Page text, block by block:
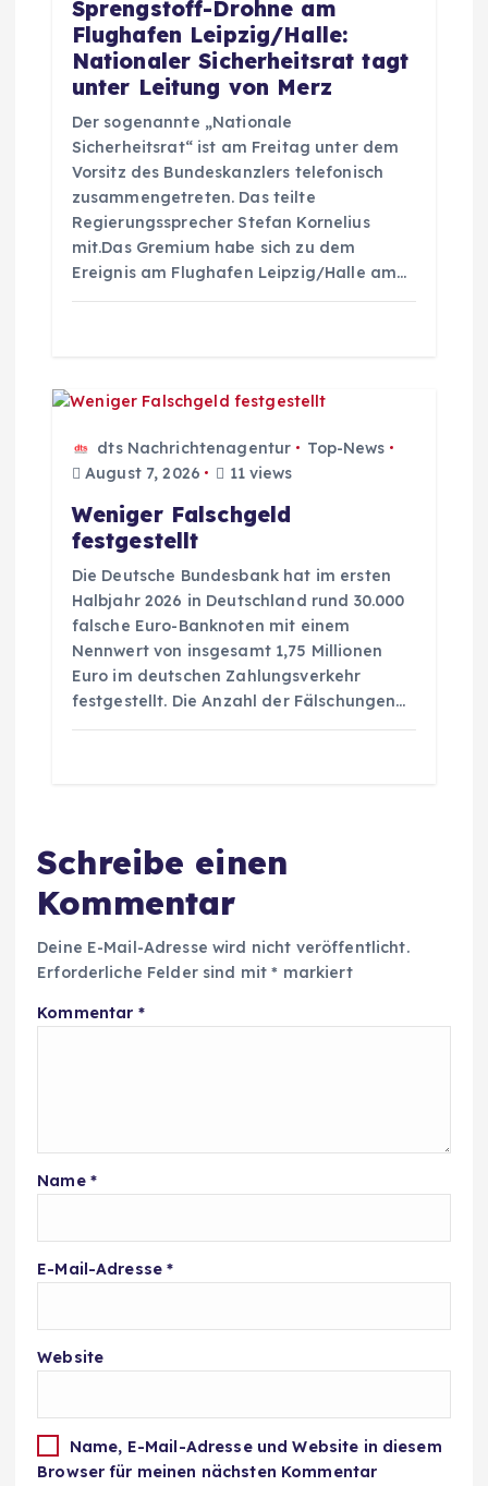
Sprengstoff-Drohne am
Flughafen Leipzig/Halle:
Nationaler Sicherheitsrat tagt
unter Leitung von Merz
Der sogenannte „Nationale
Sicherheitsrat“ ist am Freitag unter dem
Vorsitz des Bundeskanzlers telefonisch
zusammengetreten. Das teilte
Regierungssprecher Stefan Kornelius
mit.Das Gremium habe sich zu dem
Ereignis am Flughafen Leipzig/Halle am…
dts Nachrichtenagentur
Top-News
August 7, 2026
11 views
Weniger Falschgeld
festgestellt
Die Deutsche Bundesbank hat im ersten
Halbjahr 2026 in Deutschland rund 30.000
falsche Euro-Banknoten mit einem
Nennwert von insgesamt 1,75 Millionen
Euro im deutschen Zahlungsverkehr
festgestellt. Die Anzahl der Fälschungen…
Schreibe einen
Kommentar
Deine E-Mail-Adresse wird nicht veröffentlicht.
Erforderliche Felder sind mit* markiert
Kommentar *
Name *
E-Mail-Adresse*
Website
Name, E-Mail-Adresse und Website in diesem
Browser für meinen nächsten Kommentar